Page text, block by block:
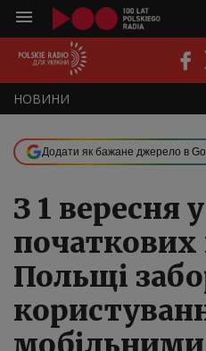
НOВИНИ
ПОДКАСТИ
Додати як бажане джерело в
З 1 вересня у
Польщі